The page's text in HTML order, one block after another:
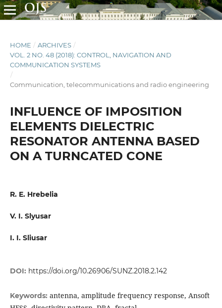
HOME / ARCHIVES /
VOL. 2 NO. 48 (2018): CONTROL, NAVIGATION AND
COMMUNICATION SYSTEMS
/
Communication, telecommunications and radio engineering
INFLUENCE OF IMPOSITION
ELEMENTS DIELECTRIC
RESONATOR ANTENNA BASED
ON A TURNCATED CONE
R. E. Hrebelia
V. I. Slyusar
I. I. Sliusar
DOI: https://doi.org/10.26906/SUNZ.2018.2.142
Keywords: antenna, amplitude frequency response, Ansoft